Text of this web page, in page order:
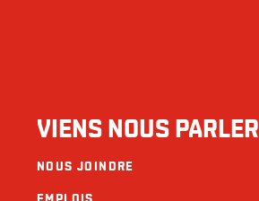
VIENS NOUS PARLER
NOUS JOINDRE